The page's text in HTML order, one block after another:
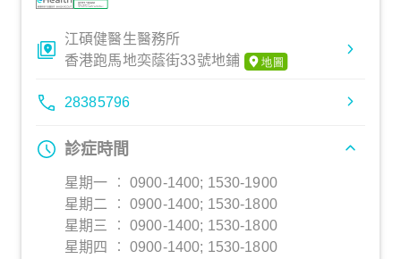
江碩健醫生醫務所
香港跑馬地奕蔭街33號地鋪
28385796
診症時間
星期一 ︰ 0900-1400; 1530-1900
星期二 ︰ 0900-1400; 1530-1800
星期三 ︰ 0900-1400; 1530-1800
星期四 ︰ 0900-1400; 1530-1800